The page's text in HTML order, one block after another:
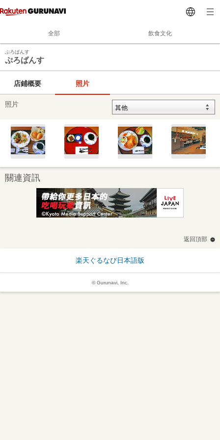
全部 飲食文化
ぷろばんす
ぷろばんす
店鋪概要 照片
照片
關連資訊
返回頂部
楽天ぐるなび日本語版
© Gurunavi, Inc.